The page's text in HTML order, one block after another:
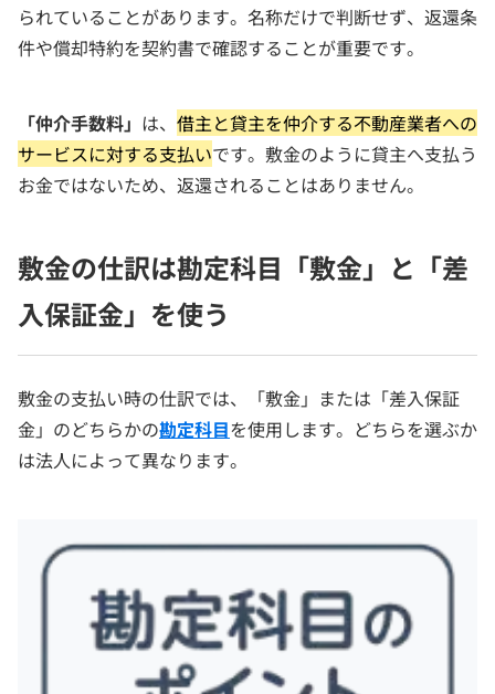
られていることがあります。名称だけで判断せず、返還条
件や償却特約を契約書で確認することが重要です。
「仲介手数料」 は、 借主と貸主を仲介する不動産業者への
サービスに対する支払いです。敷金のように貸主へ支払う
お金ではないため、返還されることはありません。
敷金の仕訳は勘定科目「敷金」と「差
入保証金」を使う
敷金の支払い時の仕訳では、「敷金」または「差入保証
金」のどちらかの勘定科目を使用します。どちらを選ぶか
は法人によって異なります。